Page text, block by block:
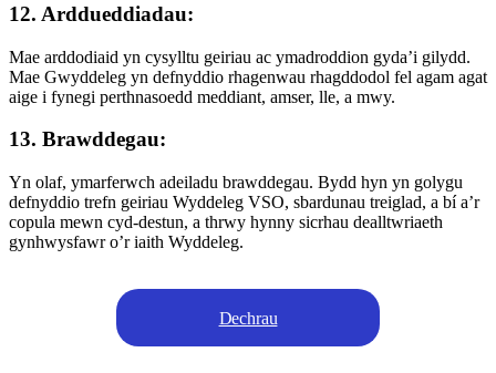
12. Arddueddiadau:
Mae arddodiaid yn cysylltu geiriau ac ymadroddion gyda’i gilydd.
Mae Gwyddeleg yn defnyddio rhagenwau rhagddodol fel agam agat
aige i fynegi perthnasoedd meddiant, amser, lle, a mwy.
13. Brawddegau:
Yn olaf, ymarferwch adeiladu brawddegau. Bydd hyn yn golygu
defnyddio trefn geiriau Wyddeleg VSO, sbardunau treiglad, a bí a’r
copula mewn cyd-destun, a thrwy hynny sicrhau dealltwriaeth
gynhwysfawr o’r iaith Wyddeleg.
Dechrau